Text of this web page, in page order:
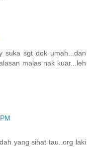
suka sgt dok umah...dan
malas nak kuar...leh
yang sihat tau..org laki